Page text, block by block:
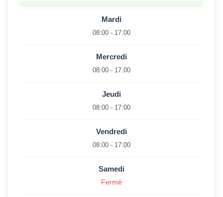
Mardi
08:00 - 17:00
Mercredi
08:00 - 17:00
Jeudi
08:00 - 17:00
Vendredi
08:00 - 17:00
Samedi
Fermé